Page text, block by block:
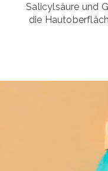
Salicylsäure und
die